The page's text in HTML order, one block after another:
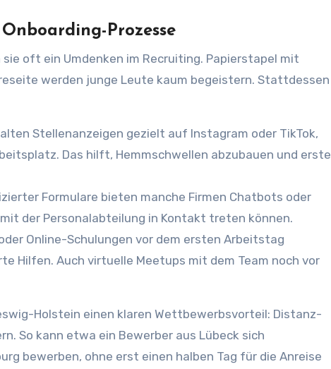
Prozesse
oft ein Umdenken im Recruiting. Papierstapel mit
werden junge Leute kaum begeistern. Stattdessen
Stellenanzeigen gezielt auf Instagram oder TikTok,
Das hilft, Hemmschwellen abzubauen und erste
Formulare bieten manche Firmen Chatbots oder
der Personalabteilung in Kontakt treten können.
Online-Schulungen vor dem ersten Arbeitstag
Hilfen. Auch virtuelle Meetups mit dem Team noch vor
Holstein einen klaren Wettbewerbsvorteil: Distanz-
So kann etwa ein Bewerber aus Lübeck sich
bewerben, ohne erst einen halben Tag für die Anreise